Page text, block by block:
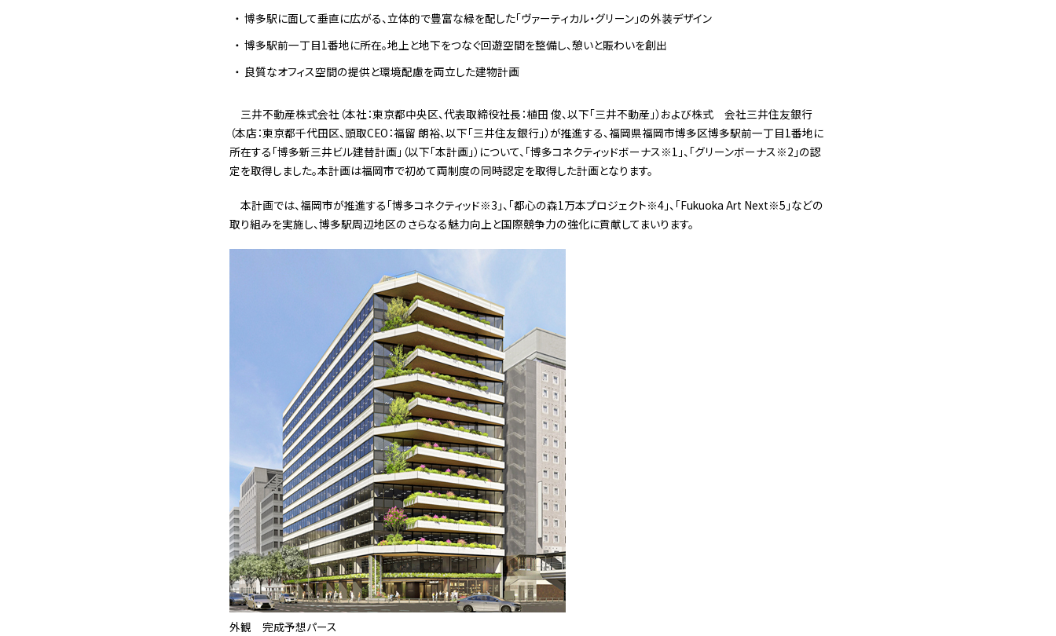
博多駅に面して垂直に広がる、立体的で豊富な緑を配した「ヴァーティカル・グリーン」の外装デザイン
博多駅前一丁目1番地に所在。地上と地下をつなぐ回遊空間を整備し、憩いと賑わいを創出
良質なオフィス空間の提供と環境配慮を両立した建物計画
三井不動産株式会社（本社：東京都中央区、代表取締役社長：植田 俊、以下「三井不動産」）および株式 会社三井住友銀行
（本店：東京都千代田区、頭取CEO：福留 朗裕、以下「三井住友銀行」）が推進する、福岡県福岡市博多区博多駅前一丁目1番地に
所在する「博多新三井ビル建替計画」（以下「本計画」）について、「博多コネクティッドボーナス※1」、「グリーンボーナス※2」の認
定を取得しました。本計画は福岡市で初めて両制度の同時認定を取得した計画となります。
本計画では、福岡市が推進する「博多コネクティッド※3」、「都心の森1万本プロジェクト※4」、「Fukuoka Art Next※5」などの
取り組みを実施し、博多駅周辺地区のさらなる魅力向上と国際競争力の強化に貢献してまいります。
外観 完成予想パース